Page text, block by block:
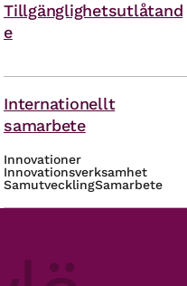
Tillgänglighetsutlåtand
e
Internationellt
samarbete
Innovationer
Innovationsverksamhet
SamutvecklingSamarbete